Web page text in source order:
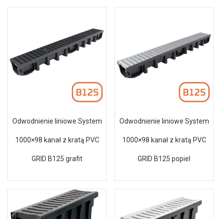
Odwodnienie liniowe System
1000×98 kanał z kratą PVC
GRID B125 grafit
Odwodnienie liniowe System
1000×98 kanał z kratą PVC
GRID B125 popiel